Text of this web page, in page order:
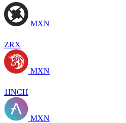
MXN
ZRX
MXN
1INCH
MXN